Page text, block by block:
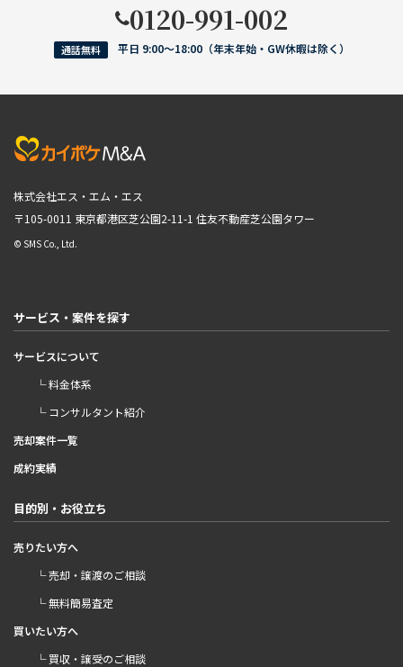
0120-991-002
通話無料 平日 9:00〜18:00（年末年始・GW休暇は除く）
株式会社エス・エム・エス
〒105-0011 東京都港区芝公園2-11-1 住友不動産芝公園タワー
© SMS Co., Ltd.
サービス・案件を探す
サービスについて
└ 料金体系
└ コンサルタント紹介
売却案件一覧
成約実績
目的別・お役立ち
売りたい方へ
└ 売却・譲渡のご相談
└ 無料簡易査定
買いたい方へ
└ 買収・譲受のご相談